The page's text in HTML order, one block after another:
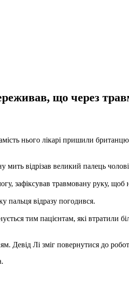
що через
нього лікарі пришили
відрізав великий палець
зафіксував травмовану руку, щоб
пальця відразу погодився.
тим пацієнтам, які втратили
Девід Лі зміг повернутися до